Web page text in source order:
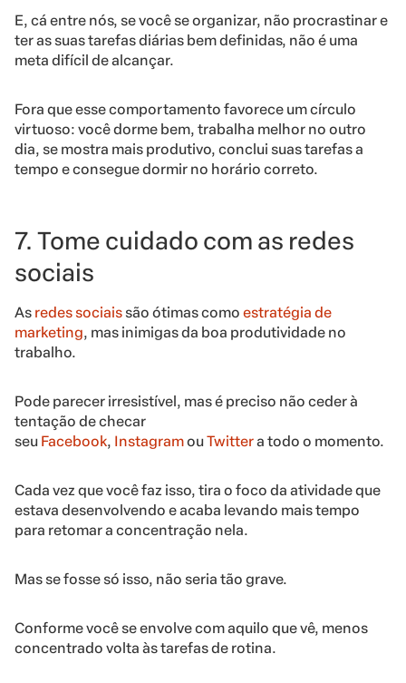
E, cá entre nós, se você se organizar, não procrastinar e
ter as suas tarefas diárias bem definidas, não é uma
meta difícil de alcançar.
Fora que esse comportamento favorece um círculo
virtuoso: você dorme bem, trabalha melhor no outro
dia, se mostra mais produtivo, conclui suas tarefas a
tempo e consegue dormir no horário correto.
7. Tome cuidado com as redes
sociais
As redes sociaissão ótimas como estratégia de
marketing, mas inimigas da boa produtividade no
trabalho.
Pode parecer irresistível, mas é preciso não ceder à
tentação de checar
seu Facebook, InstagramouTwittera todo o momento.
Cada vez que você faz isso, tira o foco da atividade que
estava desenvolvendo e acaba levando mais tempo
para retomar a concentração nela.
Mas se fosse só isso, não seria tão grave.
Conforme você se envolve com aquilo que vê, menos
concentrado volta às tarefas de rotina.